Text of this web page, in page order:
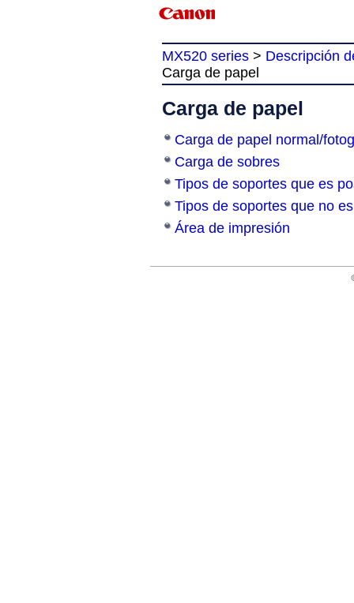
MX520 series > Descripción
Carga de papel
Carga de papel
Carga de papel normal/
Carga de sobres
Tipos de soportes que es
Tipos de soportes que no
Área de impresión